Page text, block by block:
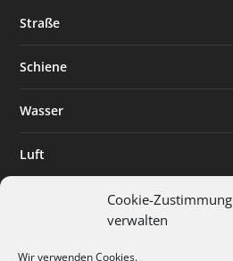
Cookie-Zustimmung
verwalten
Wir verwenden Cookies.
Straße
Schiene
Wasser
Luft